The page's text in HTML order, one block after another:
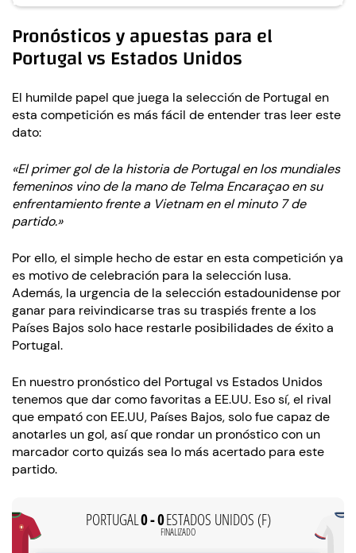
Pronósticos y apuestas para el
Portugal vs Estados Unidos
El humilde papel que juega la selección de Portugal en
esta competición es más fácil de entender tras leer este
dato:
«El primer gol de la historia de Portugal en los mundiales
femeninos vino de la mano de Telma Encaraçao en su
enfrentamiento frente a Vietnam en el minuto 7 de
partido.»
Por ello, el simple hecho de estar en esta competición ya
es motivo de celebración para la selección lusa.
Además, la urgencia de la selección estadounidense por
ganar para reivindicarse tras su traspiés frente a los
Países Bajos solo hace restarle posibilidades de éxito a
Portugal.
En nuestro pronóstico del Portugal vs Estados Unidos
tenemos que dar como favoritas a EE.UU. Eso sí, el rival
que empató con EE.UU, Países Bajos, solo fue capaz de
anotarles un gol, así que rondar un pronóstico con un
marcador corto quizás sea lo más acertado para este
partido.